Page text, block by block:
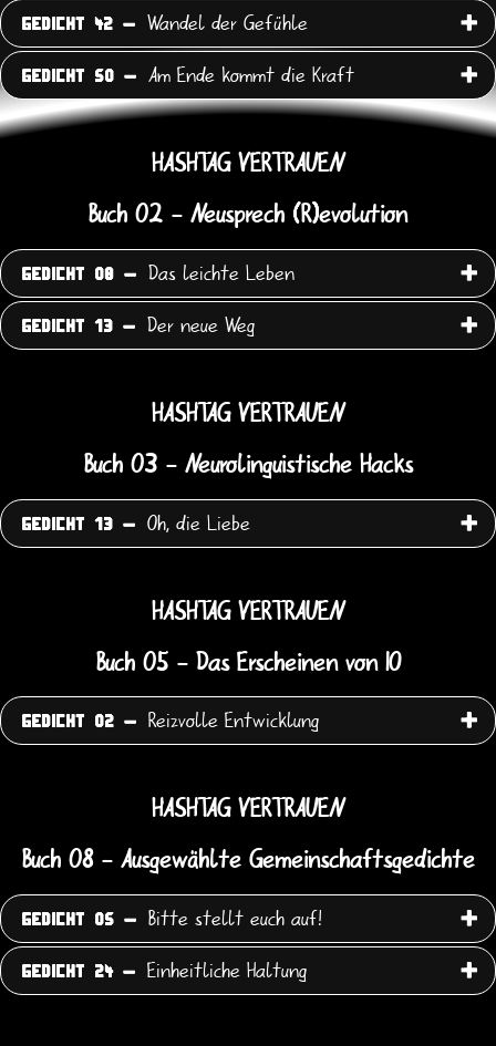
GEDICHT 42 - Wandel der Gefühle
GEDICHT 50 - Am Ende kommt die Kraft
HASHTAG VERTRAUEN
Buch 02 - Neusprech (R)evolution
GEDICHT 08 - Das leichte Leben
GEDICHT 13 - Der neue Weg
HASHTAG VERTRAUEN
Buch 03 - Neurolinguistische Hacks
GEDICHT 13 - Oh, die Liebe
HASHTAG VERTRAUEN
Buch 05 - Das Erscheinen von IO
GEDICHT 02 - Reizvolle Entwicklung
HASHTAG VERTRAUEN
Buch 08 - Ausgewählte Gemeinschaftsgedichte
GEDICHT 05 - Bitte stellt euch auf!
GEDICHT 24 - Einheitliche Haltung